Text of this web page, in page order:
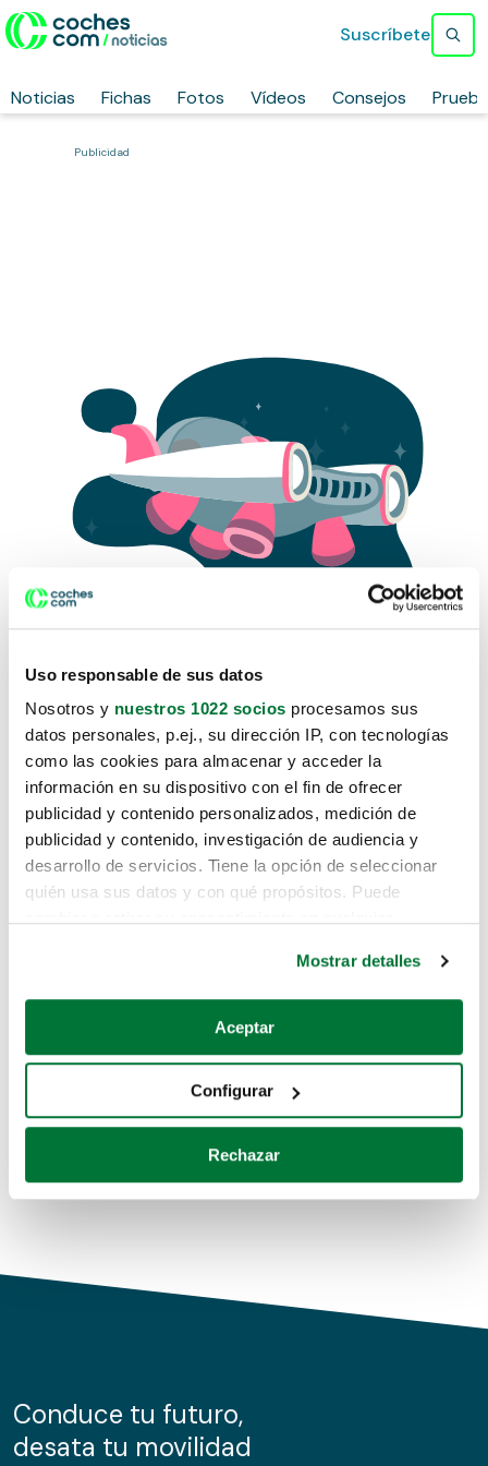
Uso responsable de sus datos
Nosotros y nuestros 1022 socios procesamos sus
datos personales, p.ej., su dirección IP, con tecnologías
como las cookies para almacenar y acceder la
información en su dispositivo con el fin de ofrecer
publicidad y contenido personalizados, medición de
publicidad y contenido, investigación de audiencia y
desarrollo de servicios. Tiene la opción de seleccionar
quién usa sus datos y con qué propósitos. Puede
Si lo permite, también quisiéramos:
Recopilar información sobre su ubicación geográfica
Identificar su dispositivo analizándolo activamente
para buscar características específicas (huellas
Obtenga más información sobre cómo se procesan sus
de cookies.
información sobre el uso que haga del sitio web con
nuestros partners de redes sociales, publicidad y análisis
Mostrar detalles
Aceptar
Configurar
Rechazar
Noticias Fichas Fotos Vídeos Consejos
Suscríbete
Publicidad
Lo sentimos, no sabemos como
te hemos traido hasta aquí.
Pero puedes encontrar el coche que estás
buscando en alguno de estos enlaces:
Coches de segunda mano
Coches de km0
Conduce tu futuro,
desata tu movilidad